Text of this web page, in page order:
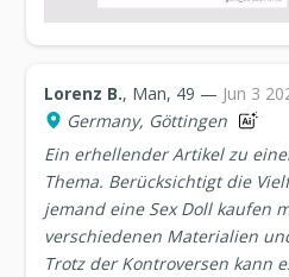
Lorenz B., Man, 49 — Jun 3
Germany, Göttingen
Ein erhellender Artikel zu
Thema. Berücksichtigt die
jemand eine Sex Doll kaufen
verschiedenen Materialien
Trotz der Kontroversen kann